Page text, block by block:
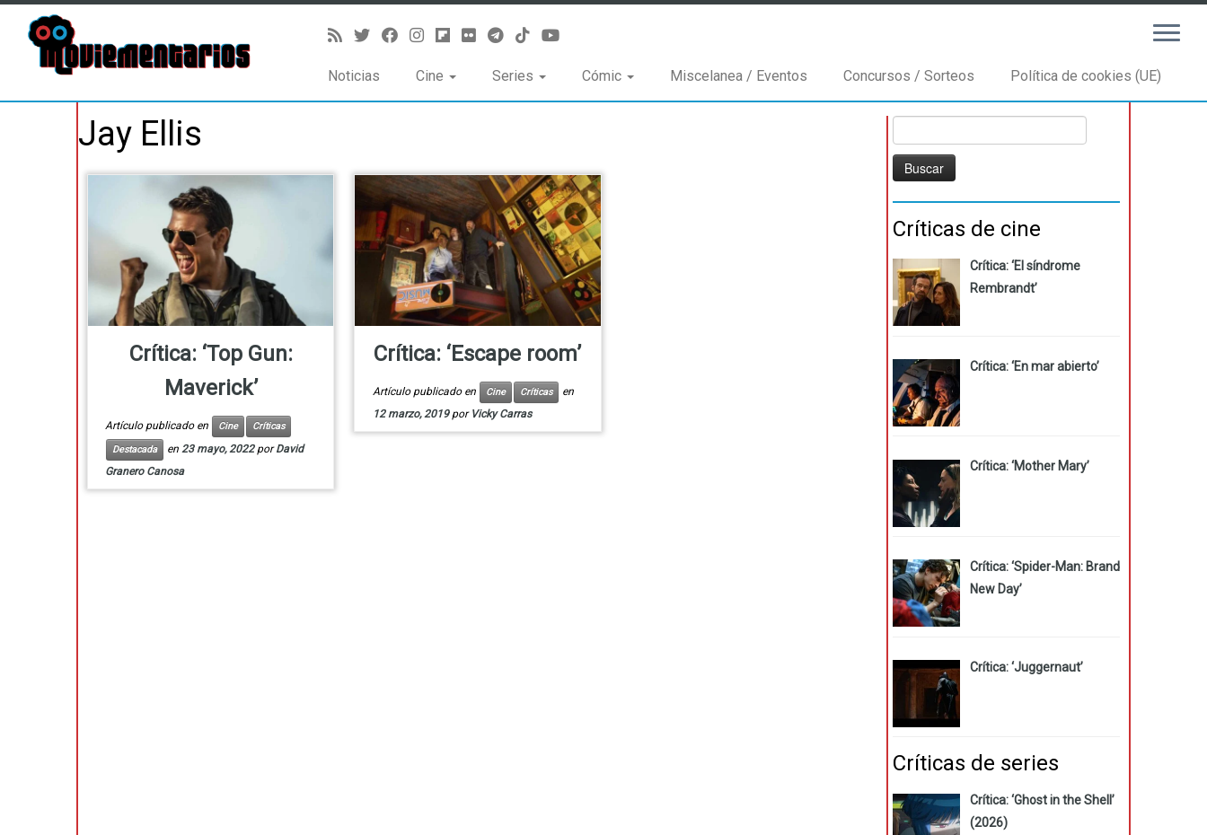
Noticias Cine Series Cómic Miscelanea / Eventos Concursos / Sorteos Política de cookies (UE)
Jay Ellis
Crítica: ‘Top Gun:
Maverick’
Artículo publicado en Cine
Críticas
Destacada
en23 mayo, 2022 porDavid
Granero Canosa
Crítica: ‘Escape room’
Artículo publicado en Cine Críticas
en
12 marzo, 2019 por Vicky Carras
Críticas de cine
Crítica: ‘El síndrome
Rembrandt’
Crítica: ‘En mar abierto’
Crítica: ‘Mother Mary’
Crítica: ‘Spider-Man: Brand
New Day’
Crítica: ‘Juggernaut’
Críticas de series
Crítica: ‘Ghost in the Shell’
(2026)